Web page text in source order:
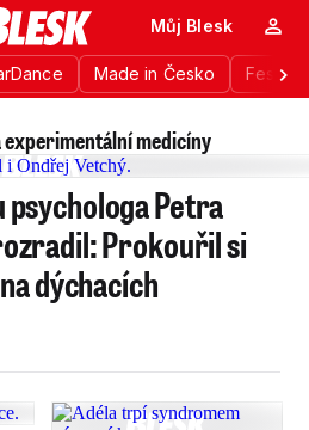
Made in Česko
Můj Blesk
medicíny
Petra
Prokouřil si
dýchacích